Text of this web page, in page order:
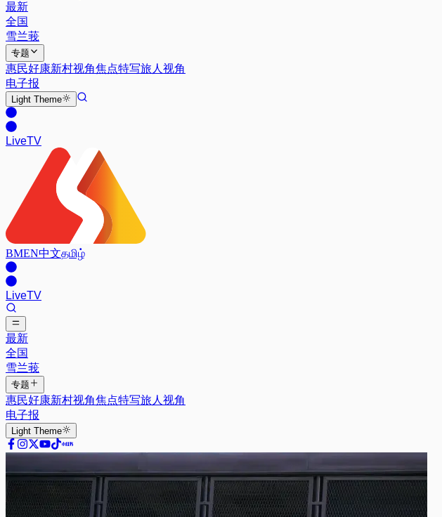
最新
全国
雪兰莪
专题
惠民好康新村视角焦点特写旅人视角
电子报
Light Theme
LiveTV
BMEN中文தமிழ்
LiveTV
最新
全国
雪兰莪
专题
惠民好康新村视角焦点特写旅人视角
电子报
Light Theme